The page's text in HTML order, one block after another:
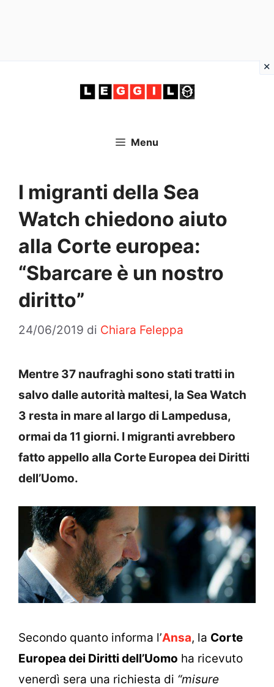
Menu
I migranti della Sea
Watch chiedono aiuto
alla Corte europea:
“Sbarcare è un nostro
diritto”
24/06/2019 di Chiara Feleppa
Mentre 37 naufraghi sono stati tratti in
salvo dalle autorità maltesi, la Sea Watch
3 resta in mare al largo di Lampedusa,
ormai da 11 giorni. I migranti avrebbero
fatto appello alla Corte Europea dei Diritti
dell’Uomo.
Secondo quanto informa l’Ansa, la Corte
Europea dei Diritti dell’Uomo ha ricevuto
venerdì sera una richiesta di “misure